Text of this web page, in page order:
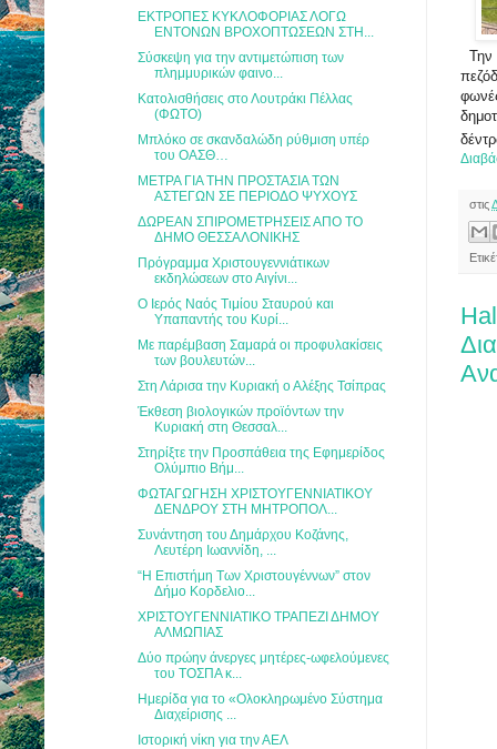
Την
στις
ΕΚΤΡΟΠΕΣ ΚΥΚΛΟΦΟΡΙΑΣ ΛΟΓΩ
ΕΝΤΟΝΩΝ ΒΡΟΧΟΠΤΩΣΕΩΝ ΣΤΗ...
Σύσκεψη για την αντιμετώπιση των
πλημμυρικών φαινο...
Κατολισθήσεις στο Λουτράκι Πέλλας
(ΦΩΤΟ)
Μπλόκο σε σκανδαλώδη ρύθμιση υπέρ
του ΟΑΣΘ…
ΜΕΤΡΑ ΓΙΑ ΤΗΝ ΠΡΟΣΤΑΣΙΑ ΤΩΝ
ΑΣΤΕΓΩΝ ΣΕ ΠΕΡΙΟΔΟ ΨΥΧΟΥΣ
ΔΩΡΕΑΝ ΣΠΙΡΟΜΕΤΡΗΣΕΙΣ ΑΠΟ ΤΟ
ΔΗΜΟ ΘΕΣΣΑΛΟΝΙΚΗΣ
Πρόγραμμα Χριστουγεννιάτικων
εκδηλώσεων στο Αιγίνι...
Ο Ιερός Ναός Τιμίου Σταυρού και
Υπαπαντής του Κυρί...
Με παρέμβαση Σαμαρά οι προφυλακίσεις
των βουλευτών...
Στη Λάρισα την Κυριακή ο Αλέξης Τσίπρας
Έκθεση βιολογικών προϊόντων την
Κυριακή στη Θεσσαλ...
Στηρίξτε την Προσπάθεια της Εφημερίδος
Ολύμπιο Βήμ...
ΦΩΤΑΓΩΓΗΣΗ ΧΡΙΣΤΟΥΓΕΝΝΙΑΤΙΚΟΥ
ΔΕΝΔΡΟΥ ΣΤΗ ΜΗΤΡΟΠΟΛ...
Συνάντηση του Δημάρχου Κοζάνης,
Λευτέρη Ιωαννίδη, ...
“Η Επιστήμη Των Χριστουγέννων” στον
Δήμο Κορδελιο...
ΧΡΙΣΤΟΥΓΕΝΝΙΑΤΙΚΟ ΤΡΑΠΕΖΙ ΔΗΜΟΥ
ΑΛΜΩΠΙΑΣ
Δύο πρώην άνεργες μητέρες-ωφελούμενες
του ΤΟΣΠΑ κ...
Ημερίδα για το «Ολοκληρωμένο Σύστημα
Διαχείρισης ...
Ιστορική νίκη για την ΑΕΛ